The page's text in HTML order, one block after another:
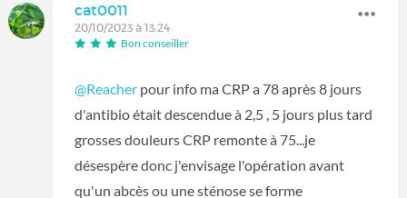
cat0011
20/10/2023 à 13:24
Bon conseiller
@Reacher pour info ma CRP a 78 après 8 jours
d'antibio était descendue à 2,5 , 5 jours plus tard
grosses douleurs CRP remonte à 75...je
désespère donc j'envisage l'opération avant
qu'un abcès ou une sténose se forme